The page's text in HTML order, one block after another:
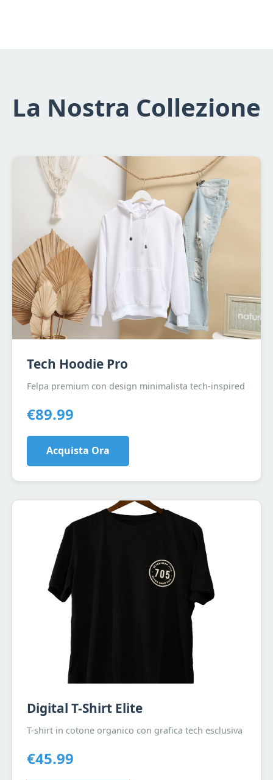
La Nostra Collezione
Tech Hoodie Pro
Felpa premium con design minimalista tech-inspired
€89.99
Acquista Ora
Digital T-Shirt Elite
T-shirt in cotone organico con grafica tech esclusiva
€45.99